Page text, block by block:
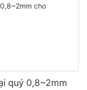
quý 0,8~2mm